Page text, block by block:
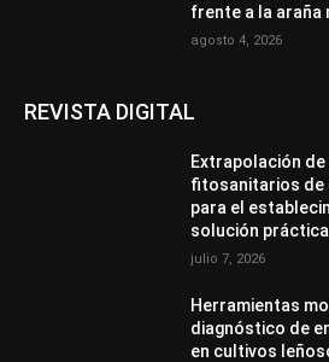
frente a la araña
agosto 4, 2026
REVISTA DIGITAL
Extrapolación
fitosanitarios de
para el
solución
julio 7, 2026
Herramientas
diagnóstico de
en cultivos